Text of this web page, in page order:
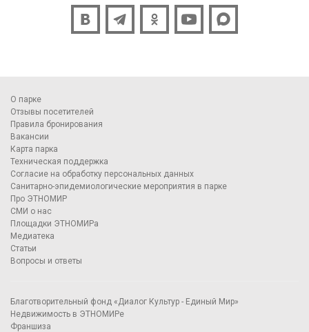
О парке
Отзывы посетителей
Правила бронирования
Вакансии
Карта парка
Техническая поддержка
Согласие на обработку персональных данных
Санитарно-эпидемиологические мероприятия в парке
Про ЭТНОМИР
СМИ о нас
Площадки ЭТНОМИРа
Медиатека
Статьи
Вопросы и ответы
Благотворительный фонд «Диалог Культур - Единый Мир»
Недвижимость в ЭТНОМИРе
Франшиза